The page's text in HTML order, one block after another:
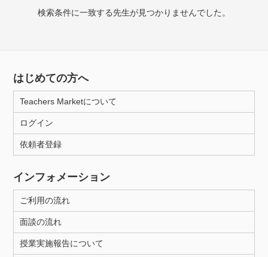
検索条件に一致する先生が見つかりませんでした。
土曜日 日曜日
所属大学
年齢：18-101歳
はじめての方へ
Teachers Marketについて
ログイン
依頼者登録
インフォメーション
ご利用の流れ
面談の流れ
授業実施報告について